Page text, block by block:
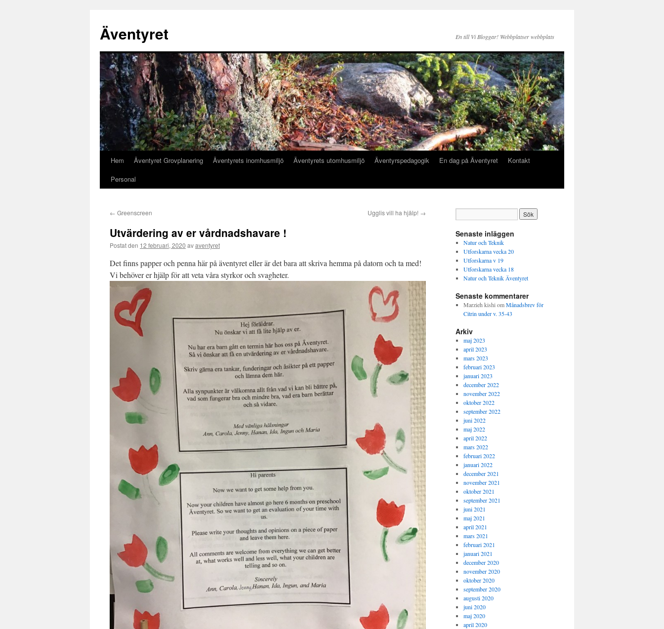
Äventyret En till Vi Bloggar! Webbplatser webbplats
Hoppa
Hem Äventyret Grovplanering Äventyrets inomhusmiljö Äventyrets utomhusmiljö Äventyrspedagogik En dag på Äventyret
Kontakt
Personal
← Greenscreen Ugglis vill ha hjälp! →
Utvärdering av er vårdnadshavare !
Postat den 12 februari, 2020 avaventyret
Det finns papper och penna här på äventyret eller är det bara att skriva hemma på datorn och ta med!
Vi behöver er hjälp för att veta våra styrkor och svagheter.
Senaste inläggen
Natur och Teknik
Utforskarna vecka 20
Utforskarna v 19
Utforskarna vecka 18
Natur och Teknik Äventyret
Senaste kommentarer
Marzieh kishi omMånadsbrev för
Citrin under v. 35-43
Arkiv
maj 2023
april 2023
mars 2023
februari 2023
januari 2023
december 2022
november 2022
oktober 2022
september 2022
juni 2022
maj 2022
april 2022
mars 2022
februari 2022
januari 2022
december 2021
november 2021
oktober 2021
september 2021
juni 2021
maj 2021
april 2021
mars 2021
februari 2021
januari 2021
december 2020
november 2020
oktober 2020
september 2020
augusti 2020
juni 2020
maj 2020
april 2020